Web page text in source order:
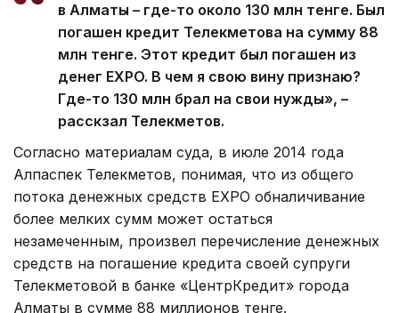
в Алматы – где-то около 130 млн тенге. Был
погашен кредит Телекметова на сумму 88
млн тенге. Этот кредит был погашен из
денег EXPO. В чем я свою вину признаю?
Где-то 130 млн брал на свои нужды», –
расскзал Телекметов.
Согласно материалам суда, в июле 2014 года
Алпаспек Телекметов, понимая, что из общего
потока денежных средств EXPO обналичивание
более мелких сумм может остаться
незамеченным, произвел перечисление денежных
средств на погашение кредита своей супруги
Телекметовой в банке «ЦентрКредит» города
Алматы в сумме 88 миллионов тенге.